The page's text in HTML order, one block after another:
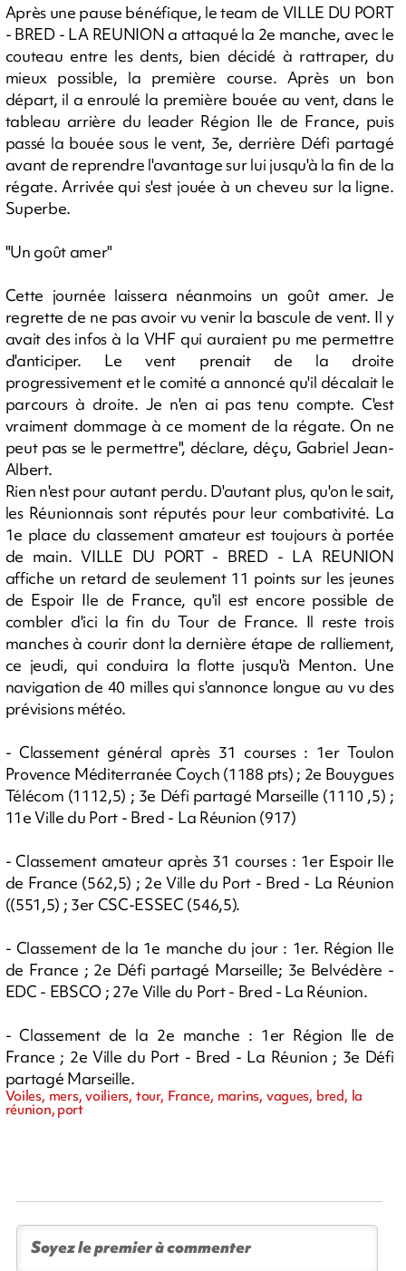
Après une pause bénéfique, le team de VILLE DU PORT
- BRED - LA REUNION a attaqué la 2e manche, avec le
couteau entre les dents, bien décidé à rattraper, du
mieux possible, la première course. Après un bon
départ, il a enroulé la première bouée au vent, dans le
tableau arrière du leader Région Ile de France, puis
passé la bouée sous le vent, 3e, derrière Défi partagé
avant de reprendre l'avantage sur lui jusqu'à la fin de la
régate. Arrivée qui s'est jouée à un cheveu sur la ligne.
Superbe.
"Un goût amer"
Cette journée laissera néanmoins un goût amer. Je
regrette de ne pas avoir vu venir la bascule de vent. Il y
avait des infos à la VHF qui auraient pu me permettre
d'anticiper. Le vent prenait de la droite
progressivement et le comité a annoncé qu'il décalait le
parcours à droite. Je n'en ai pas tenu compte. C'est
vraiment dommage à ce moment de la régate. On ne
peut pas se le permettre", déclare, déçu, Gabriel Jean-
Albert.
Rien n'est pour autant perdu. D'autant plus, qu'on le sait,
les Réunionnais sont réputés pour leur combativité. La
1e place du classement amateur est toujours à portée
de main. VILLE DU PORT - BRED - LA REUNION
affiche un retard de seulement 11 points sur les jeunes
de Espoir Ile de France, qu'il est encore possible de
combler d'ici la fin du Tour de France. Il reste trois
manches à courir dont la dernière étape de ralliement,
ce jeudi, qui conduira la flotte jusqu'à Menton. Une
navigation de 40 milles qui s'annonce longue au vu des
prévisions météo.
- Classement général après 31 courses : 1er Toulon
Provence Méditerranée Coych (1188 pts) ; 2e Bouygues
Télécom (1112,5) ; 3e Défi partagé Marseille (1110 ,5) ;
11e Ville du Port - Bred - La Réunion (917)
- Classement amateur après 31 courses : 1er Espoir Ile
de France (562,5) ; 2e Ville du Port - Bred - La Réunion
((551,5) ; 3er CSC-ESSEC (546,5).
- Classement de la 1e manche du jour : 1er. Région Ile
de France ; 2e Défi partagé Marseille; 3e Belvédère -
EDC - EBSCO ; 27e Ville du Port - Bred - La Réunion.
- Classement de la 2e manche : 1er Région Ile de
France ; 2e Ville du Port - Bred - La Réunion ; 3e Défi
partagé Marseille.
Voiles, mers, voiliers, tour, France, marins, vagues, bred, la
réunion, port